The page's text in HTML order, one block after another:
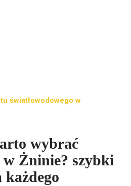
światłowodowego w
wybrać
w Żninie? szybki